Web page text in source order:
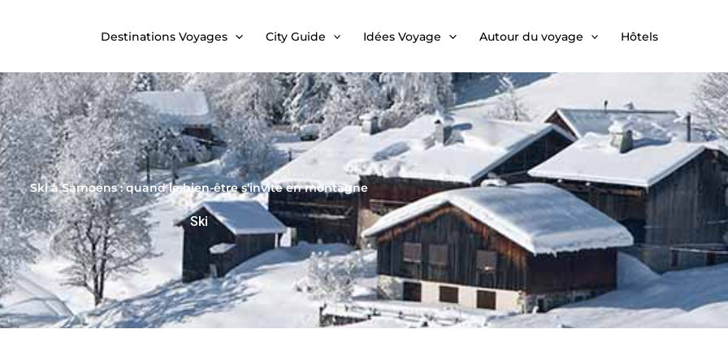
Destinations Voyages City Guide Idées Voyage Autour du voyage Hôtels
Ski à Samoëns : quand le bien-être s’invite en montagne
Ski